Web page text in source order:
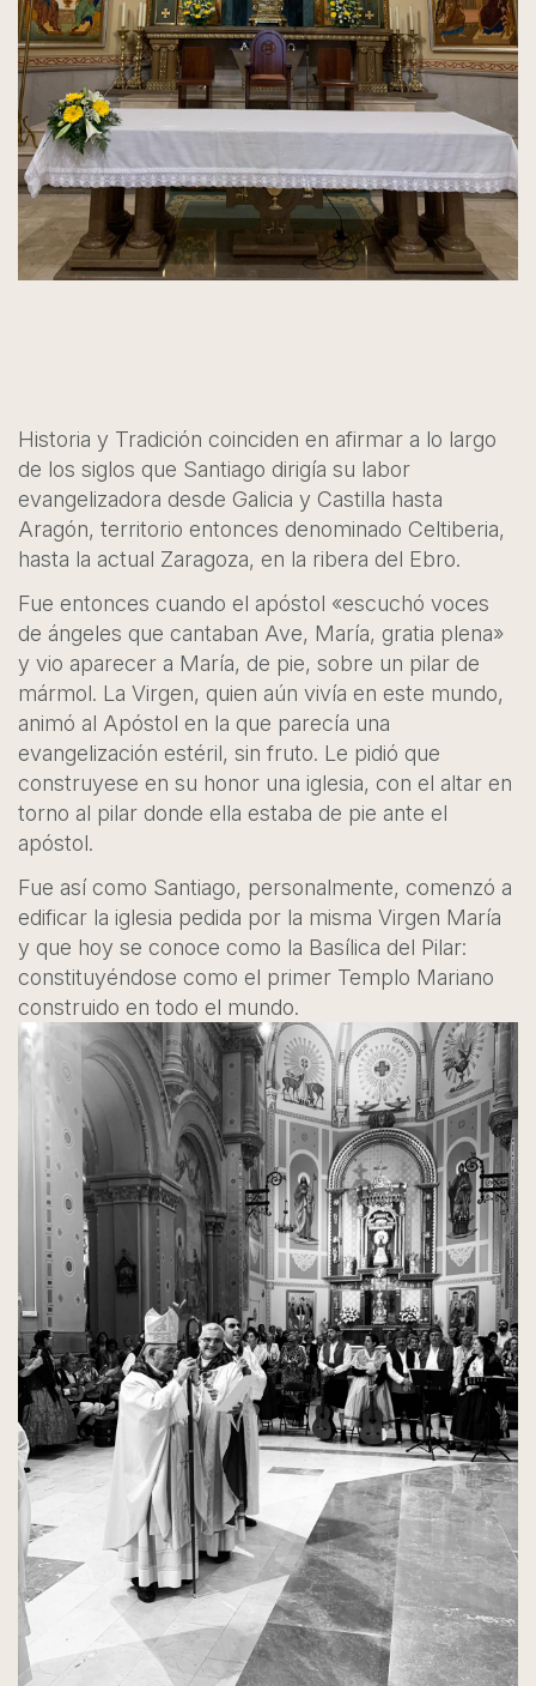
Historia y Tradición coinciden en afirmar a lo largo
de los siglos que Santiago dirigía su labor
evangelizadora desde Galicia y Castilla hasta
Aragón, territorio entonces denominado Celtiberia,
hasta la actual Zaragoza, en la ribera del Ebro.
Fue entonces cuando el apóstol «escuchó voces
de ángeles que cantaban Ave, María, gratia plena»
y vio aparecer a María, de pie, sobre un pilar de
mármol. La Virgen, quien aún vivía en este mundo,
animó al Apóstol en la que parecía una
evangelización estéril, sin fruto. Le pidió que
construyese en su honor una iglesia, con el altar en
torno al pilar donde ella estaba de pie ante el
apóstol.
Fue así como Santiago, personalmente, comenzó a
edificar la iglesia pedida por la misma Virgen María
y que hoy se conoce como la Basílica del Pilar:
constituyéndose como el primer Templo Mariano
construido en todo el mundo.